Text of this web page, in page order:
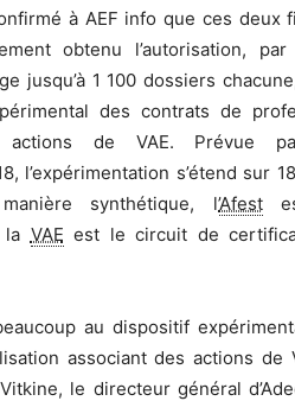
à AEF info que ces deux
obtenu l’autorisation,
jusqu’à 1 100 dossiers
des contrats de
actions de VAE. Prévue
l’expérimentation s’étend sur
synthétique, l’Afest
la VAE est le circuit de
au dispositif
associant des actions de
le directeur général